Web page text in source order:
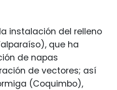
instalación del relleno
que ha
de napas
de vectores; así
(Coquimbo),